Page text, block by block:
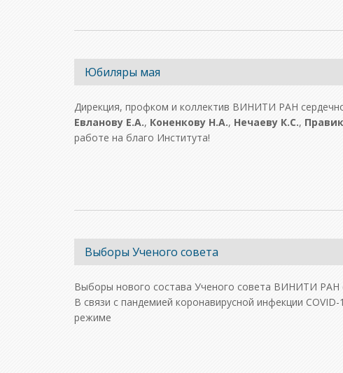
Юбиляры мая
Дирекция, профком и коллектив ВИНИТИ РАН
Евланову Е.А., Коненкову Н.А., Нечаеву К.С.,
работе на благо Института!
Выборы Ученого совета
Выборы нового состава Ученого совета ВИНИТИ РАН
В связи с пандемией коронавирусной инфекции
режиме